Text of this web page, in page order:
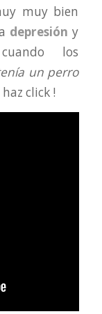
muy bien
depresión y
los
un perro
click !